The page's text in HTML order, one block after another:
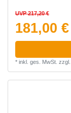
UVP 217,20 €
181,00
* inkl. ges. MwSt. zzgl.